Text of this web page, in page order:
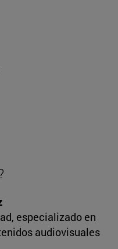
especializado en
audiovisuales